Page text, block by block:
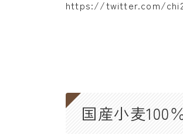
https://twitter.com/
国産小麦100